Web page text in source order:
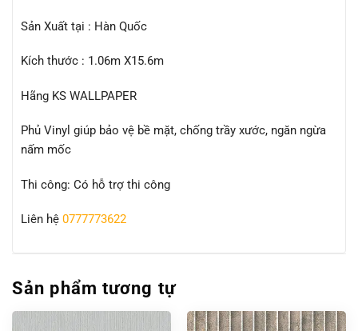
Sản Xuất tại : Hàn Quốc
Kích thước : 1.06m X15.6m
Hãng KS WALLPAPER
Phủ Vinyl giúp bảo vệ bề mặt, chống trầy xước, ngăn ngừa
nấm mốc
Thi công: Có hỗ trợ thi công
Liên hệ 0777773622
Sản phẩm tương tự